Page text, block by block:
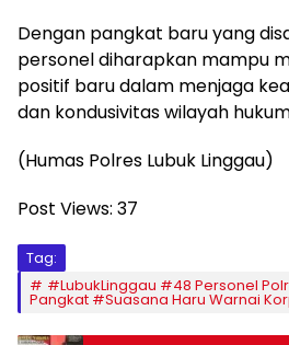
Dengan pangkat baru yang
personel diharapkan mampu
positif baru dalam menjaga
dan kondusivitas wilayah
(Humas Polres Lubuk Linggau)
Post Views: 37
Tag:
#LubukLinggau #48 Personel
Pangkat #Suasana Haru Warnai